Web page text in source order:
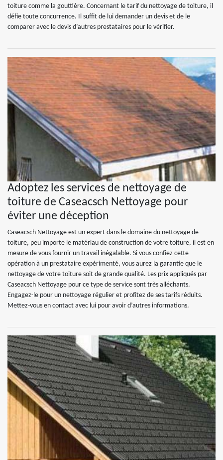
toiture comme la gouttière. Concernant le tarif du nettoyage de toiture, il
défie toute concurrence. Il suffit de lui demander un devis et de le
comparer avec le devis d’autres prestataires pour le vérifier.
Adoptez les services de nettoyage de
toiture de Caseacsch Nettoyage pour
éviter une déception
Caseacsch Nettoyage est un expert dans le domaine du nettoyage de
toiture, peu importe le matériau de construction de votre toiture, il est en
mesure de vous fournir un travail inégalable. Si vous confiez cette
opération à un prestataire expérimenté, vous aurez la garantie que le
nettoyage de votre toiture soit de grande qualité. Les prix appliqués par
Caseacsch Nettoyage pour ce type de service sont très alléchants.
Engagez-le pour un nettoyage régulier et profitez de ses tarifs réduits.
Mettez-vous en contact avec lui pour avoir d’autres informations.